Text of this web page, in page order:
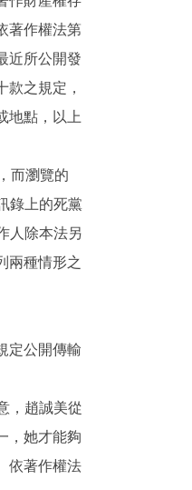
著作權法第
近所公開發
之規定，
地點，以上
而瀏覽的
錄上的死黨
人除本法另
兩種情形之
定公開傳輸
，趙誠美從
，她才能夠
依著作權法